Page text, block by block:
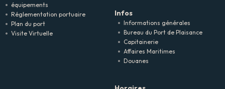
équipements
Réglementation portuaire
Plan du port
Visite Virtuelle
Infos
Informations générales
Bureau du Port de Plaisance
Capitainerie
Affaires Maritimes
Douanes